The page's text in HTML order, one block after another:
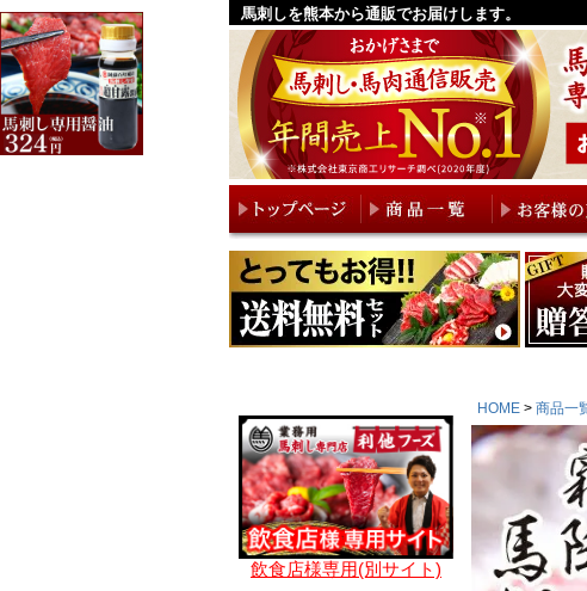
馬刺しを熊本から通販でお届けします。
飲食店様専用(別サイト)
HOME 商品一